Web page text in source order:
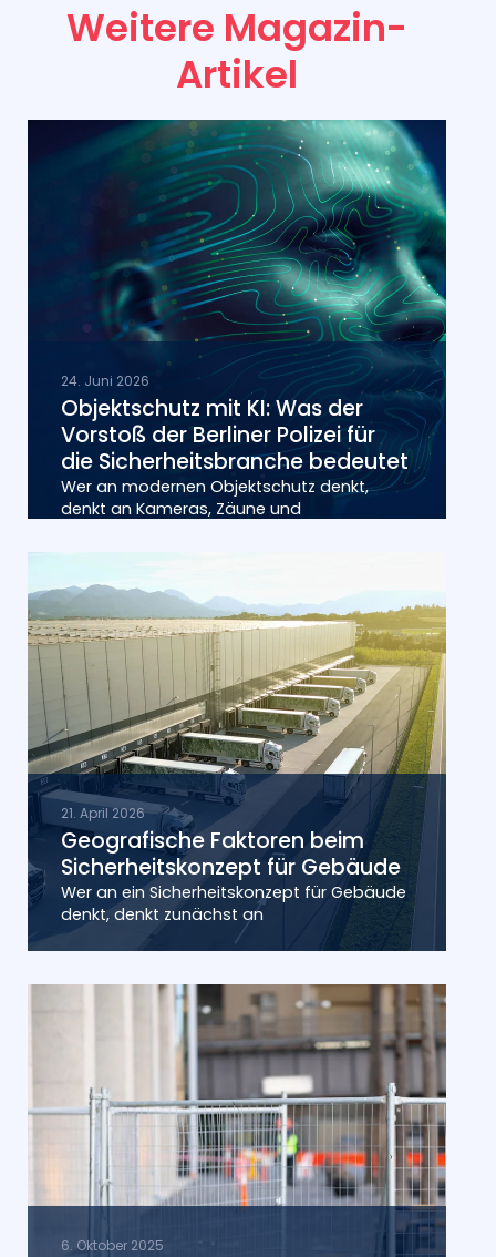
Weitere Magazin-
Artikel
24. Juni 2026
Objektschutz mit KI:Was der
Vorstoß der Berliner Polizei für
die Sicherheits­branche bedeutet
Wer an modernen Objektschutz denkt,
denkt an Kameras, Zäune und
21. April 2026
Geografische Faktoren beim
Sicherheitskonzept für Gebäude
Wer an ein Sicherheitskonzept für Gebäude
denkt, denkt zunächst an
6. Oktober 2025